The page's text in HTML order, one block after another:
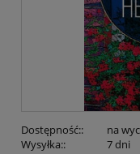
Dostępność::
na
Wysyłka::
7 dni